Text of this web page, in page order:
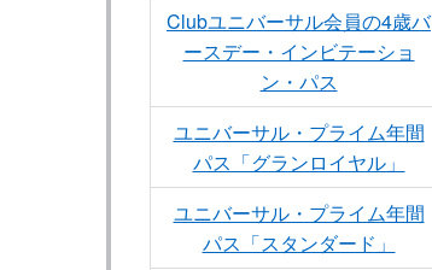
Clubユニバーサル会員の4歳バ
ースデー・インビテーショ
ン・パス
ユニバーサル・プライム年間
パス「グランロイヤル」
ユニバーサル・プライム年間
パス「スタンダード」